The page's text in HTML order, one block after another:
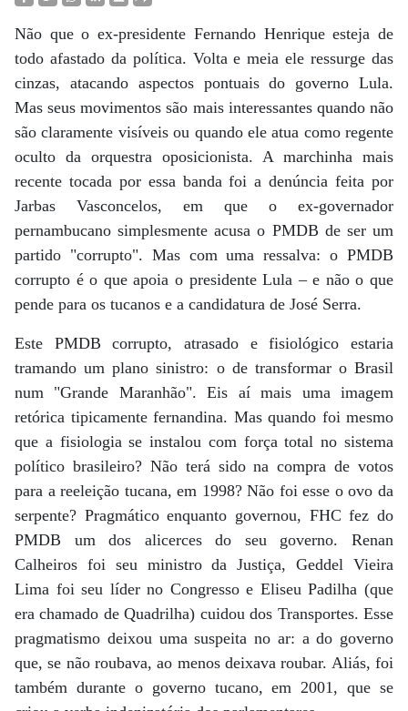
Não que o ex-presidente Fernando Henrique esteja de
todo afastado da política. Volta e meia ele ressurge das
cinzas, atacando aspectos pontuais do governo Lula.
Mas seus movimentos são mais interessantes quando não
são claramente visíveis ou quando ele atua como regente
oculto da orquestra oposicionista. A marchinha mais
recente tocada por essa banda foi a denúncia feita por
Jarbas Vasconcelos, em que o ex-governador
pernambucano simplesmente acusa o PMDB de ser um
partido "corrupto". Mas com uma ressalva: o PMDB
corrupto é o que apoia o presidente Lula – e não o que
pende para os tucanos e a candidatura de José Serra.
Este PMDB corrupto, atrasado e fisiológico estaria
tramando um plano sinistro: o de transformar o Brasil
num "Grande Maranhão". Eis aí mais uma imagem
retórica tipicamente fernandina. Mas quando foi mesmo
que a fisiologia se instalou com força total no sistema
político brasileiro? Não terá sido na compra de votos
para a reeleição tucana, em 1998? Não foi esse o ovo da
serpente? Pragmático enquanto governou, FHC fez do
PMDB um dos alicerces do seu governo. Renan
Calheiros foi seu ministro da Justiça, Geddel Vieira
Lima foi seu líder no Congresso e Eliseu Padilha (que
era chamado de Quadrilha) cuidou dos Transportes. Esse
pragmatismo deixou uma suspeita no ar: a do governo
que, se não roubava, ao menos deixava roubar. Aliás, foi
também durante o governo tucano, em 2001, que se